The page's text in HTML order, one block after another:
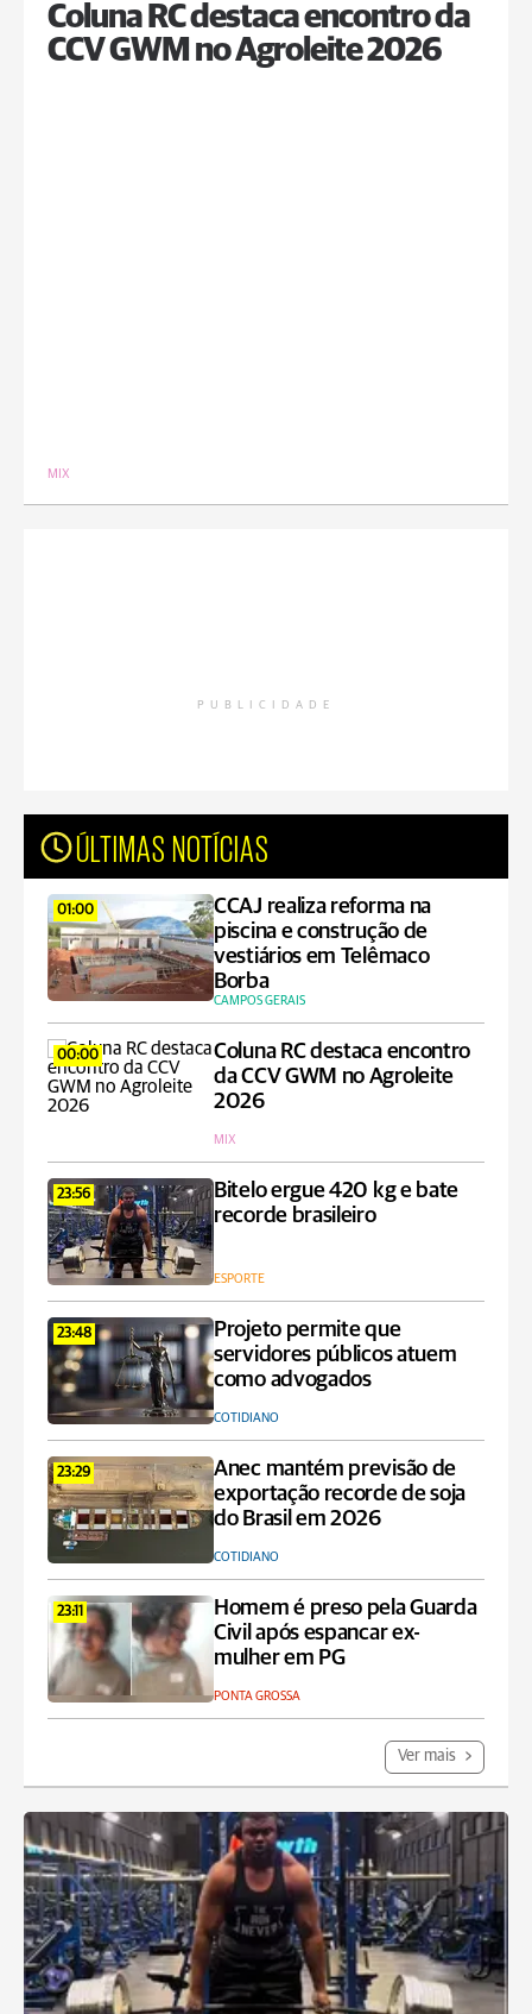
Coluna RC destaca encontro da
CCV GWM no Agroleite 2026
MIX
PUBLICIDADE
ÚLTIMAS NOTÍCIAS
01:00
CCAJ realiza reforma na
piscina e construção de
vestiários em Telêmaco
Borba
CAMPOS GERAIS
00:00
Coluna RC destaca encontro
da CCV GWM no Agroleite
2026
MIX
23:56
Bitelo ergue 420 kg e bate
recorde brasileiro
ESPORTE
23:48
Projeto permite que
servidores públicos atuem
como advogados
COTIDIANO
23:29
Anec mantém previsão de
exportação recorde de soja
do Brasil em 2026
COTIDIANO
23:11
Homem é preso pela Guarda
Civil após espancar ex-
mulher em PG
PONTA GROSSA
Ver mais